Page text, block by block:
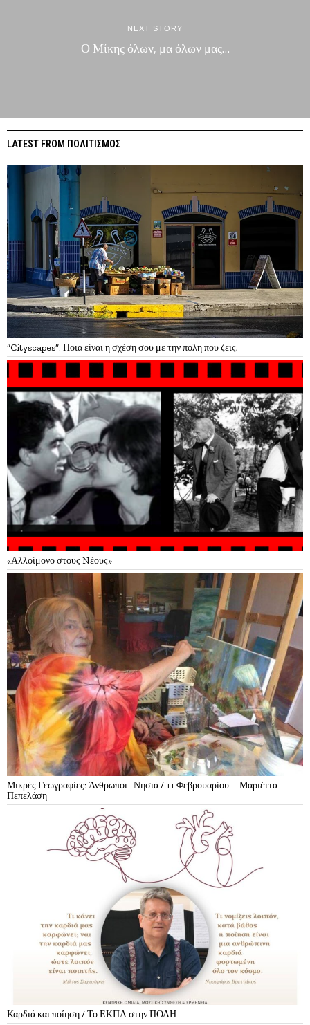
NEXT STORY
Ο Μίκης όλων, μα όλων μας…
LATEST FROM ΠΟΛΙΤΙΣΜΟΣ
“Cityscapes”: Ποια είναι η σχέση σου με την πόλη που ζεις;
«Αλλοίμονο στους Nέους»
Μικρές Γεωγραφίες: Άνθρωποι–Νησιά / 11 Φεβρουαρίου – Μαριέττα
Πεπελάση
Καρδιά και ποίηση / Το ΕΚΠΑ στην ΠΟΛΗ